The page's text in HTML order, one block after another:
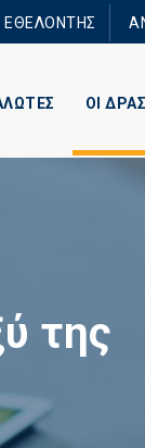
ΕΘΕΛΟΝΤΗΣ
ΟΙ
της